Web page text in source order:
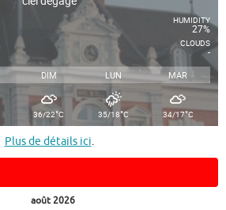
HUMIDITY
27%
CLOUDS
-
DIM LUN MAR
36/22°C 35/18°C 34/17°C
Plus de détails ici.
août 2026